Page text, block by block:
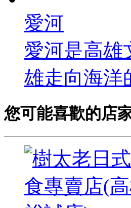
愛河
愛河是高雄
雄走向海洋
您可能喜歡的店